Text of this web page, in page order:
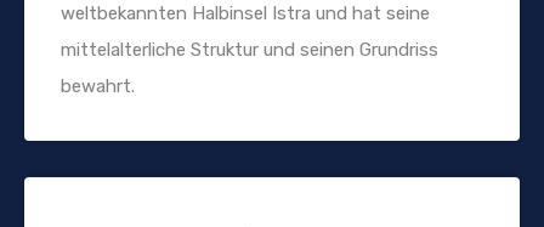
weltbekannten Halbinsel Istra und hat seine
mittelalterliche Struktur und seinen Grundriss
bewahrt.